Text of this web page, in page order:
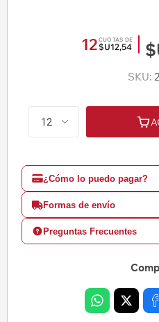
12 CUOTAS DE
$U12,54
SKU:
¿Cómo lo puedo pagar?
Formas de envío
Preguntas Frecuentes